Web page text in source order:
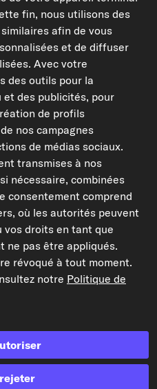
carpardoo.nl
de la base de données, ne
et la distribution des données et de
préalable de TecAlliance et/ou
sont strictement interdites. Toute
une violation du droit d'auteur
réservés.
livraison », cela correspond à la
fin, nous utilisons des
afin de vous
et de diffuser
Avec votre
des outils pour la
des publicités, pour
de profils
nos campagnes
de médias sociaux.
transmises à nos
nécessaire, combinées
consentement comprend
où les autorités peuvent
vos droits en tant que
ne pas être appliqués.
révoqué à tout moment.
notre Politique de